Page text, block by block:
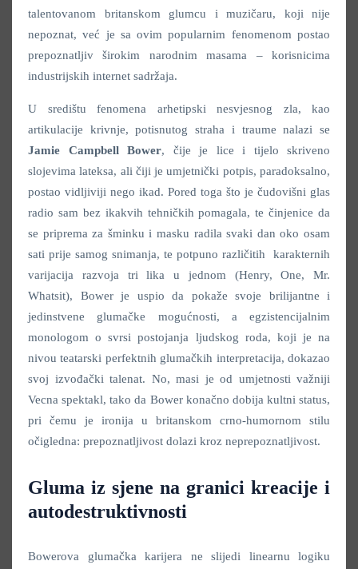
talentovanom britanskom glumcu i muzičaru, koji nije
nepoznat, već je sa ovim popularnim fenomenom postao
prepoznatljiv širokim narodnim masama – korisnicima
industrijskih internet sadržaja.
U središtu fenomena arhetipski nesvjesnog zla, kao
artikulacije krivnje, potisnutog straha i traume nalazi se
Jamie Campbell Bower, čije je lice i tijelo skriveno
slojevima lateksa, ali čiji je umjetnički potpis, paradoksalno,
postao vidljiviji nego ikad. Pored toga što je čudovišni glas
radio sam bez ikakvih tehničkih pomagala, te činjenice da
se priprema za šminku i masku radila svaki dan oko osam
sati prije samog snimanja, te potpuno različitih karakternih
varijacija razvoja tri lika u jednom (Henry, One, Mr.
Whatsit), Bower je uspio da pokaže svoje brilijantne i
jedinstvene glumačke mogućnosti, a egzistencijalnim
monologom o svrsi postojanja ljudskog roda, koji je na
nivou teatarski perfektnih glumačkih interpretacija, dokazao
svoj izvođački talenat. No, masi je od umjetnosti važniji
Vecna spektakl, tako da Bower konačno dobija kultni status,
pri čemu je ironija u britanskom crno-humornom stilu
očigledna: prepoznatljivost dolazi kroz neprepoznatljivost.
Gluma iz sjene na granici kreacije i
autodestruktivnosti
Bowerova glumačka karijera ne slijedi linearnu logiku